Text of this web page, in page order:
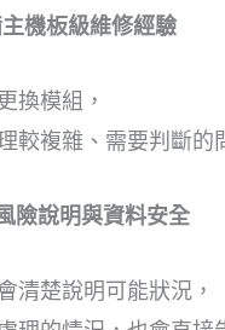
機板級維修經驗
換模組，
較複雜、需要判斷的
險說明與資料安全
清楚說明可能狀況，